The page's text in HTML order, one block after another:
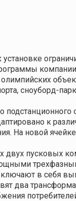
сноуборд-
к
На новой
двух пусковых
в себя
два